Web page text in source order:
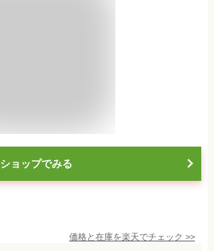
ショップでみる
価格と在庫を楽天でチェック >>